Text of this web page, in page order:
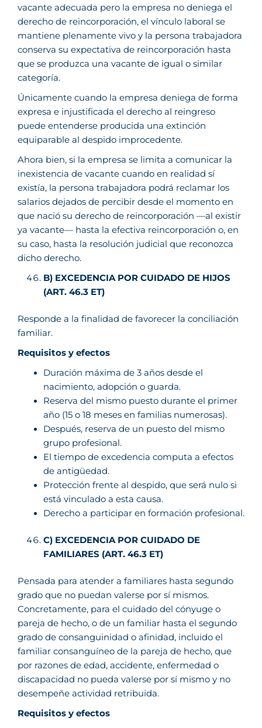
vacante adecuada pero la empresa no deniega el
derecho de reincorporación, el vínculo laboral se
mantiene plenamente vivo y la persona trabajadora
conserva su expectativa de reincorporación hasta
que se produzca una vacante de igual o similar
categoría.
Únicamente cuando la empresa deniega de forma
expresa e injustificada el derecho al reingreso
puede entenderse producida una extinción
equiparable al despido improcedente.
Ahora bien, si la empresa se limita a comunicar la
inexistencia de vacante cuando en realidad sí
existía, la persona trabajadora podrá reclamar los
salarios dejados de percibir desde el momento en
que nació su derecho de reincorporación —al existir
ya vacante— hasta la efectiva reincorporación o, en
su caso, hasta la resolución judicial que reconozca
dicho derecho.
B) EXCEDENCIA POR CUIDADO DE HIJOS
(ART. 46.3 ET)
Responde a la finalidad de favorecer la conciliación
familiar.
Requisitos y efectos
Duración máxima de 3 años desde el
nacimiento, adopción o guarda.
Reserva del mismo puesto durante el primer
año (15 o 18 meses en familias numerosas).
Después, reserva de un puesto del mismo
grupo profesional.
El tiempo de excedencia computa a efectos
de antigüedad.
Protección frente al despido, que será nulo si
está vinculado a esta causa.
Derecho a participar en formación profesional.
C) EXCEDENCIA POR CUIDADO DE
FAMILIARES (ART. 46.3 ET)
Pensada para atender a familiares hasta segundo
grado que no puedan valerse por sí mismos.
Concretamente, para el cuidado del cónyuge o
pareja de hecho, o de un familiar hasta el segundo
grado de consanguinidad o afinidad, incluido el
familiar consanguíneo de la pareja de hecho, que
por razones de edad, accidente, enfermedad o
discapacidad no pueda valerse por sí mismo y no
desempeñe actividad retribuida.
Requisitos y efectos